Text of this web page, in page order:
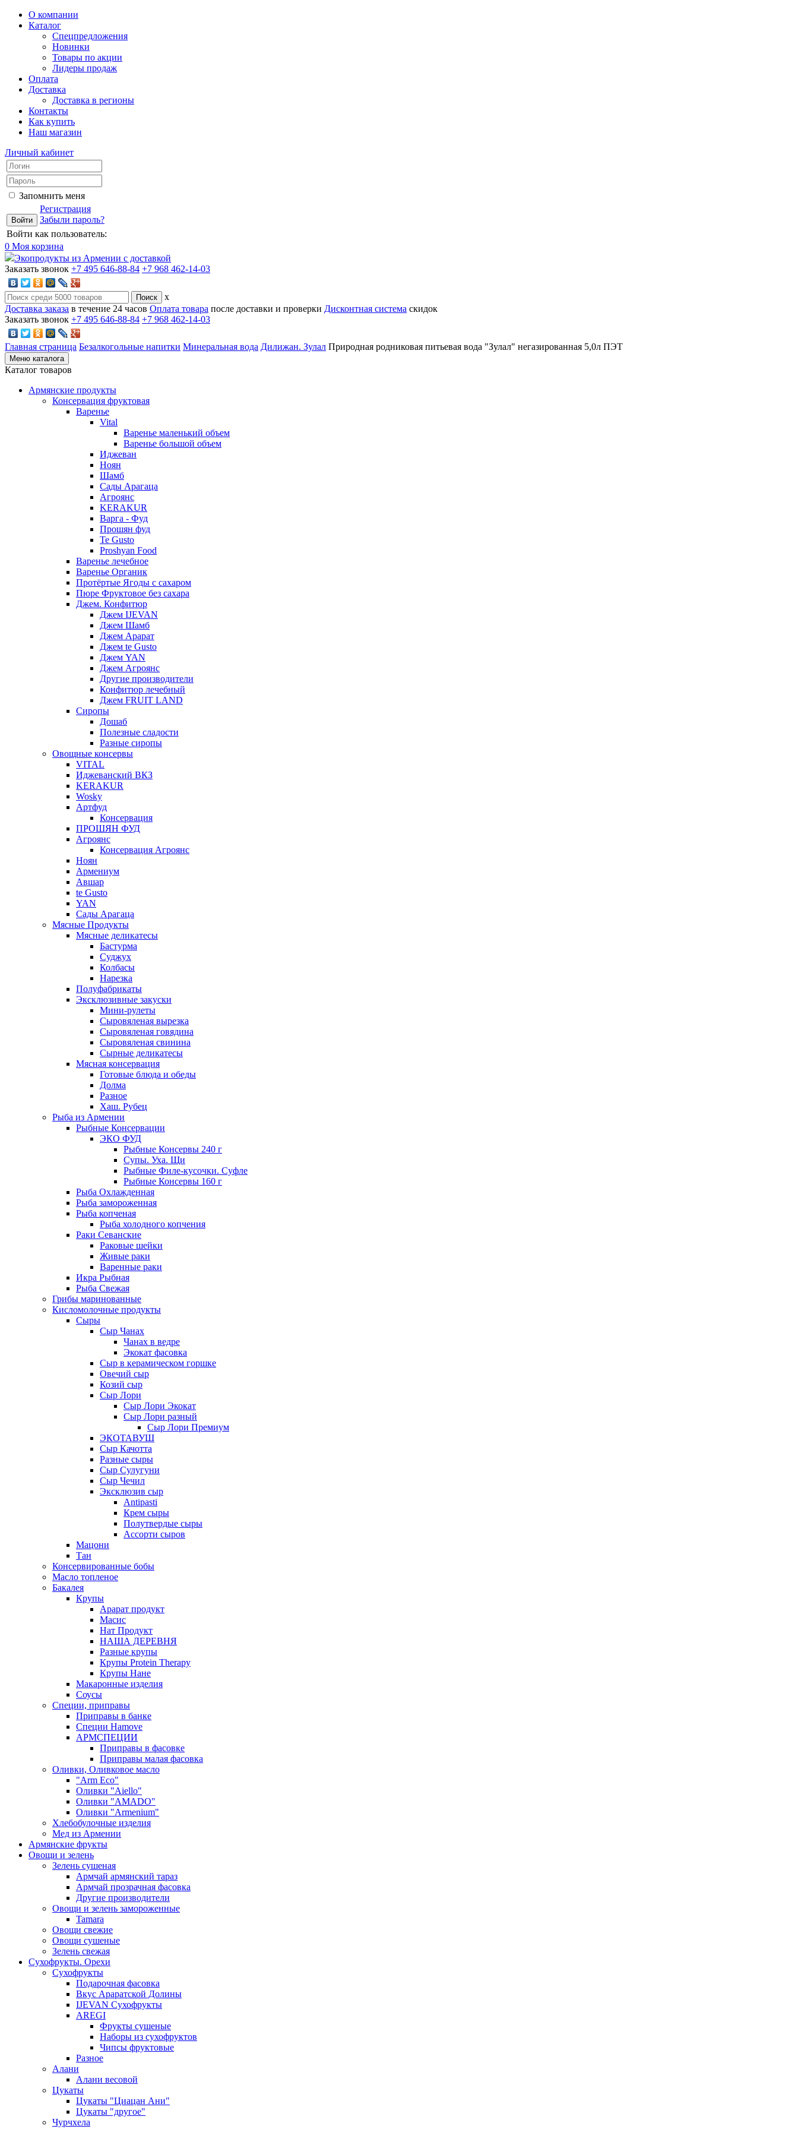
О компании
Каталог
Спецпредложения
Новинки
Товары по акции
Лидеры продаж
Оплата
Доставка
Доставка в регионы
Контакты
Как купить
Наш магазин
Личный кабинет
Запомнить меня
Регистрация
Забыли пароль?
Войти как пользователь:
0 Моя корзина
Экопродукты из Армении с доставкой
Заказать звонок +7 495 646-88-84 +7 968 462-14-03
x
Доставка заказа в течение 24 часов Оплата товара после доставки и проверки Дисконтная система скидок
Заказать звонок +7 495 646-88-84 +7 968 462-14-03
Главная страница Безалкогольные напитки Минеральная вода Дилижан. Зулал Природная родниковая питьевая вода "Зулал" негазированная 5,0л ПЭТ
Меню каталога
Каталог товаров
Армянские продукты
Консервация фруктовая
Варенье
Vital
Варенье маленький объем
Варенье большой объем
Иджеван
Ноян
Шамб
Сады Арагаца
Агроянс
KERAKUR
Варга - Фуд
Прошян фуд
Te Gusto
Proshyan Food
Варенье лечебное
Варенье Органик
Протёртые Ягоды с сахаром
Пюре Фруктовое без сахара
Джем. Конфитюр
Джем IJEVAN
Джем Шамб
Джем Арарат
Джем te Gusto
Джем YAN
Джем Агроянс
Другие производители
Конфитюр лечебный
Джем FRUIT LAND
Сиропы
Дошаб
Полезные сладости
Разные сиропы
Овощные консервы
VITAL
Иджеванский ВКЗ
KERAKUR
Wosky
Артфуд
Консервация
ПРОШЯН ФУД
Агроянс
Консервация Агроянс
Ноян
Армениум
Авшар
te Gusto
YAN
Сады Арагаца
Мясные Продукты
Мясные деликатесы
Бастурма
Суджух
Колбасы
Нарезка
Полуфабрикаты
Эксклюзивные закуски
Мини-рулеты
Сыровяленая вырезка
Сыровяленая говядина
Сыровяленая свинина
Сырные деликатесы
Мясная консервация
Готовые блюда и обеды
Долма
Разное
Хаш. Рубец
Рыба из Армении
Рыбные Консервации
ЭКО ФУД
Рыбные Консервы 240 г
Супы. Уха. Щи
Рыбные Филе-кусочки. Суфле
Рыбные Консервы 160 г
Рыба Охлажденная
Рыба замороженная
Рыба копченая
Рыба холодного копчения
Раки Севанские
Раковые шейки
Живые раки
Варенные раки
Икра Рыбная
Рыба Свежая
Грибы маринованные
Кисломолочные продукты
Сыры
Сыр Чанах
Чанах в ведре
Экокат фасовка
Сыр в керамическом горшке
Овечий сыр
Козий сыр
Сыр Лори
Сыр Лори Экокат
Сыр Лори разный
Сыр Лори Премиум
ЭКОТАВУШ
Сыр Качотта
Разные сыры
Сыр Сулугуни
Сыр Чечил
Эксклюзив сыр
Antipasti
Крем сыры
Полутвердые сыры
Ассорти сыров
Мацони
Тан
Консервированные бобы
Масло топленое
Бакалея
Крупы
Арарат продукт
Масис
Нат Продукт
НАША ДЕРЕВНЯ
Разные крупы
Крупы Protein Therapy
Крупы Нане
Макаронные изделия
Соусы
Специи, приправы
Приправы в банке
Специи Hamove
АРМСПЕЦИИ
Приправы в фасовке
Приправы малая фасовка
Оливки, Оливковое масло
"Arm Eco"
Оливки "Aiello"
Оливки "AMADO"
Оливки "Armenium"
Хлебобулочные изделия
Мед из Армении
Армянские фрукты
Овощи и зелень
Зелень сушеная
Армчай армянский тараз
Армчай прозрачная фасовка
Другие производители
Овощи и зелень замороженные
Tamara
Овощи свежие
Овощи сушеные
Зелень свежая
Сухофрукты. Орехи
Сухофрукты
Подарочная фасовка
Вкус Араратской Долины
IJEVAN Сухофрукты
AREGI
Фрукты сушеные
Наборы из сухофруктов
Чипсы фруктовые
Разное
Алани
Алани весовой
Цукаты
Цукаты "Циацан Ани"
Цукаты "другое"
Чурчхела